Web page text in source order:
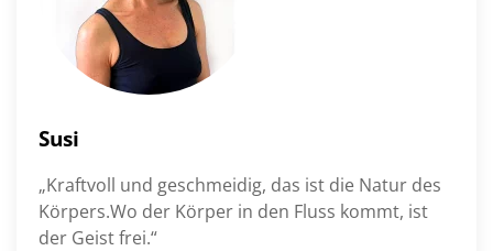
Susi
„Kraftvoll und geschmeidig, das ist die Natur des
Körpers.Wo der Körper in den Fluss kommt, ist
der Geist frei.“